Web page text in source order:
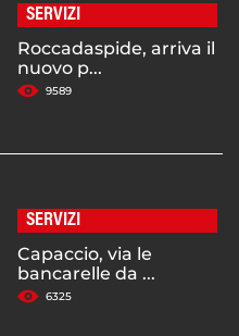
SERVIZI
Roccadaspide, arriva il
nuovo p...
9589
SERVIZI
Capaccio, via le
bancarelle da ...
6325